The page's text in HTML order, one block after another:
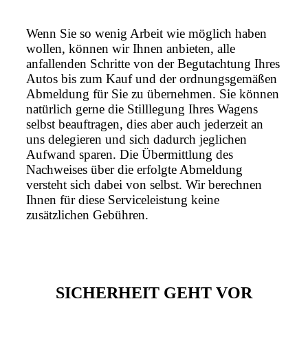
Wenn Sie so wenig Arbeit wie möglich haben
wollen, können wir Ihnen anbieten, alle
anfallenden Schritte von der Begutachtung Ihres
Autos bis zum Kauf und der ordnungsgemäßen
Abmeldung für Sie zu übernehmen. Sie können
natürlich gerne die Stilllegung Ihres Wagens
selbst beauftragen, dies aber auch jederzeit an
uns delegieren und sich dadurch jeglichen
Aufwand sparen. Die Übermittlung des
Nachweises über die erfolgte Abmeldung
versteht sich dabei von selbst. Wir berechnen
Ihnen für diese Serviceleistung keine
zusätzlichen Gebühren.
SICHERHEIT GEHT VOR